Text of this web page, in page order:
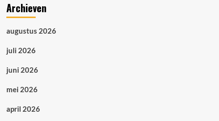
voor
jou
Archieven
augustus 2026
juli 2026
juni 2026
mei 2026
april 2026